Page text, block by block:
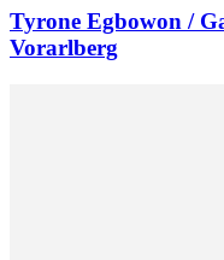
Tyrone Egbowon /
Vorarlberg